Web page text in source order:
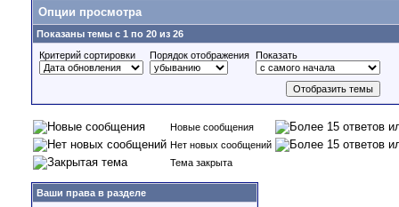
Опции просмотра
Показаны темы с 1 по 20 из 26
Критерий сортировки
Порядок отображения Показать
Новые сообщения
Нет новых сообщений
Тема закрыта
Ваши права в разделе